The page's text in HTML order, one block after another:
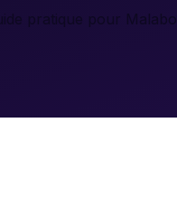
pratique pour